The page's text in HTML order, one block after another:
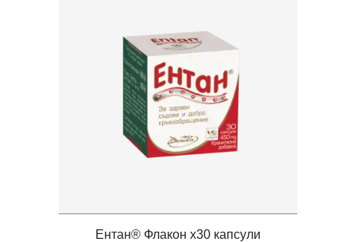
Ентан® Флакон x30 капсули